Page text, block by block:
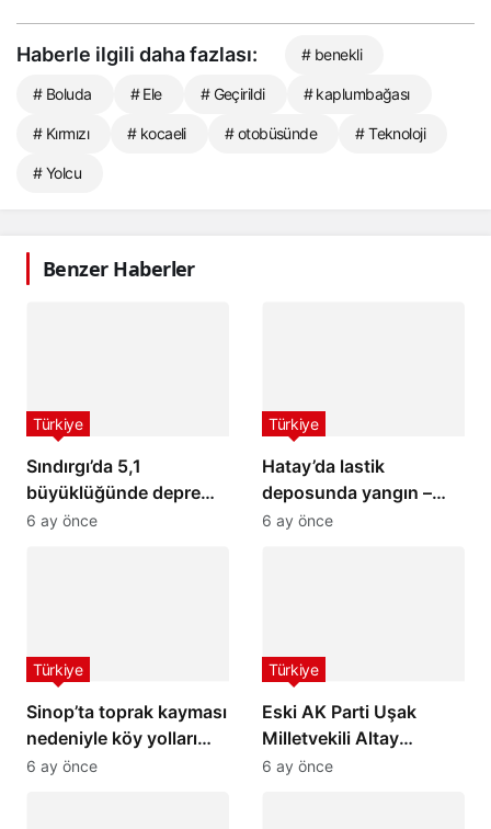
Haberle ilgili daha fazlası: # benekli
# Boluda # Ele # Geçirildi # kaplumbağası
# Kırmızı # kocaeli # otobüsünde # Teknoloji
# Yolcu
Benzer Haberler
Sındırgı’da 5,1
büyüklüğünde deprem:
İstanbul ve İzmir’de de
Türkiye
6 ay önce
Hatay’da lastik
deposunda yangın –
Son Dakika Haberleri
Türkiye
6 ay önce
Sinop’ta toprak kayması
nedeniyle köy yolları
ulaşıma kapandı
Türkiye
6 ay önce
Eski AK Parti Uşak
Milletvekili Altay
hayatını kaybetti
Türkiye
6 ay önce